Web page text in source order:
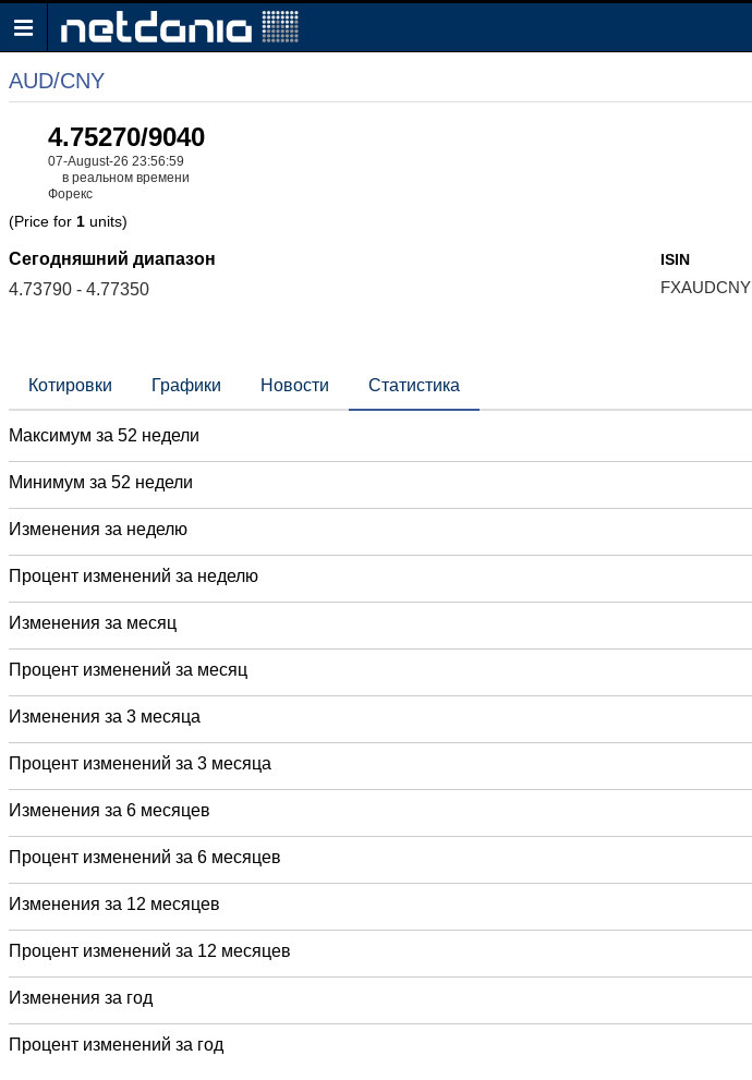
AUD/CNY
4.75270/9040
07-August-26 23:56:59
в реальном времени
Форекс
(Price for 1 units)
Сегодняшний диапазон
4.73790 - 4.77350
ISIN
FXAUDCNY
Котировки Графики Новости Статистика
Максимум за 52 недели
Минимум за 52 недели
Изменения за неделю
Процент изменений за неделю
Изменения за месяц
Процент изменений за месяц
Изменения за 3 месяца
Процент изменений за 3 месяца
Изменения за 6 месяцев
Процент изменений за 6 месяцев
Изменения за 12 месяцев
Процент изменений за 12 месяцев
Изменения за год
Процент изменений за год